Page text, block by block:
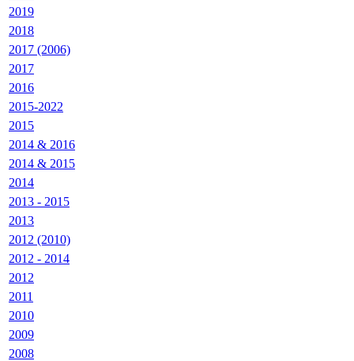
2019
2018
2017 (2006)
2017
2016
2015-2022
2015
2014 & 2016
2014 & 2015
2014
2013 - 2015
2013
2012 (2010)
2012 - 2014
2012
2011
2010
2009
2008